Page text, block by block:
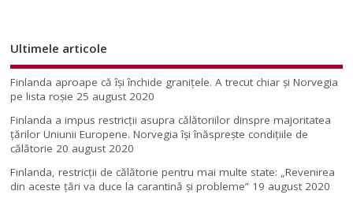
Ultimele articole
Finlanda aproape că își închide granițele. A trecut chiar și Norvegia
pe lista roșie 25 august 2020
Finlanda a impus restricţii asupra călătoriilor dinspre majoritatea
ţărilor Uniunii Europene. Norvegia își înăsprește condițiile de
călătorie 20 august 2020
Finlanda, restricţii de călătorie pentru mai multe state: „Revenirea
din aceste ţări va duce la carantină şi probleme” 19 august 2020